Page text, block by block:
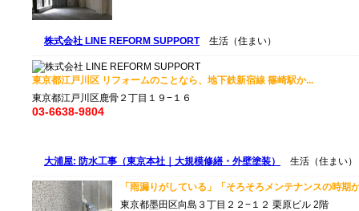
株式会社 LINE REFORM SUPPORT生活（住まい）
東京都江戸川区 リフォームのことなら、地下鉄新宿線 篠崎駅か...
東京都江戸川区鹿骨２丁目１９−１６
03-6638-9804
大浦屋: 防水工事（東京本社｜大規模修繕・外壁塗装） 生活（住まい）
「雨漏りがしている」「そろそろメンテナンスの時期
東京都墨田区向島３丁目２２−１２ 栗原ビル 2階